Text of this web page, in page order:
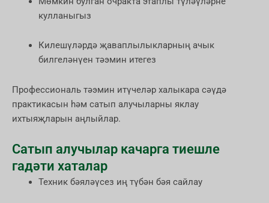
кулланыгыз
Килешүләрдә җаваплылыкларның ачык
билгеләнүен тәэмин итегез
Профессиональ тәэмин итүчеләр халыкара сәүдә
практикасын һәм сатып алучыларны яклау
ихтыяҗларын аңлыйлар.
Сатып алучылар качарга тиешле
гадәти хаталар
Техник бәяләүсез иң түбән бәя сайлау